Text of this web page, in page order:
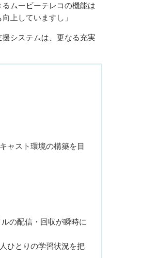
ムービーテレコの機能は
上していますし」
システムは、更なる充実
ャスト環境の構築を目
の配信・回収が瞬時に
ひとりの学習状況を把